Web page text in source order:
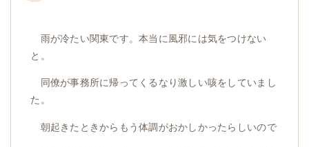
雨が冷たい関東です。本当に風邪には気をつけない
と。
同僚が事務所に帰ってくるなり激しい咳をしていまし
た。
朝起きたときからもう体調がおかしかったらしいので